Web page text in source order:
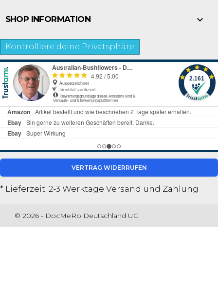
SHOP INFORMATION 
Kontrolliere deine Privatsphäre
VERTRAG WIDERRUFEN
* Lieferzeit: 2-3 Werktage Versand und Zahlung
© 2026 - DocMeRo Deutschland UG